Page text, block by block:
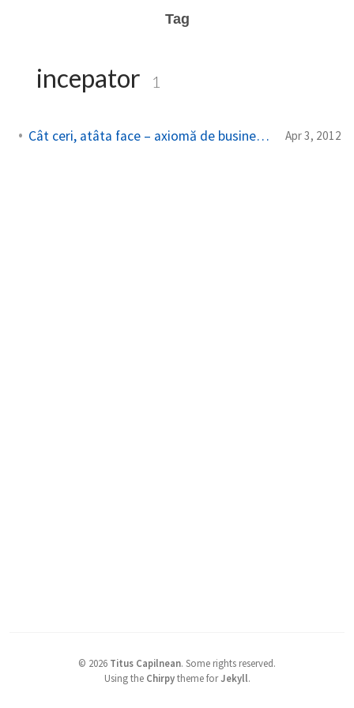
Tag
incepator 1
Cât ceri, atâta face – axiomă de business online și offline Apr 3, 2012
© 2026 Titus Capilnean. Some rights reserved.
Using the Chirpytheme forJekyll.